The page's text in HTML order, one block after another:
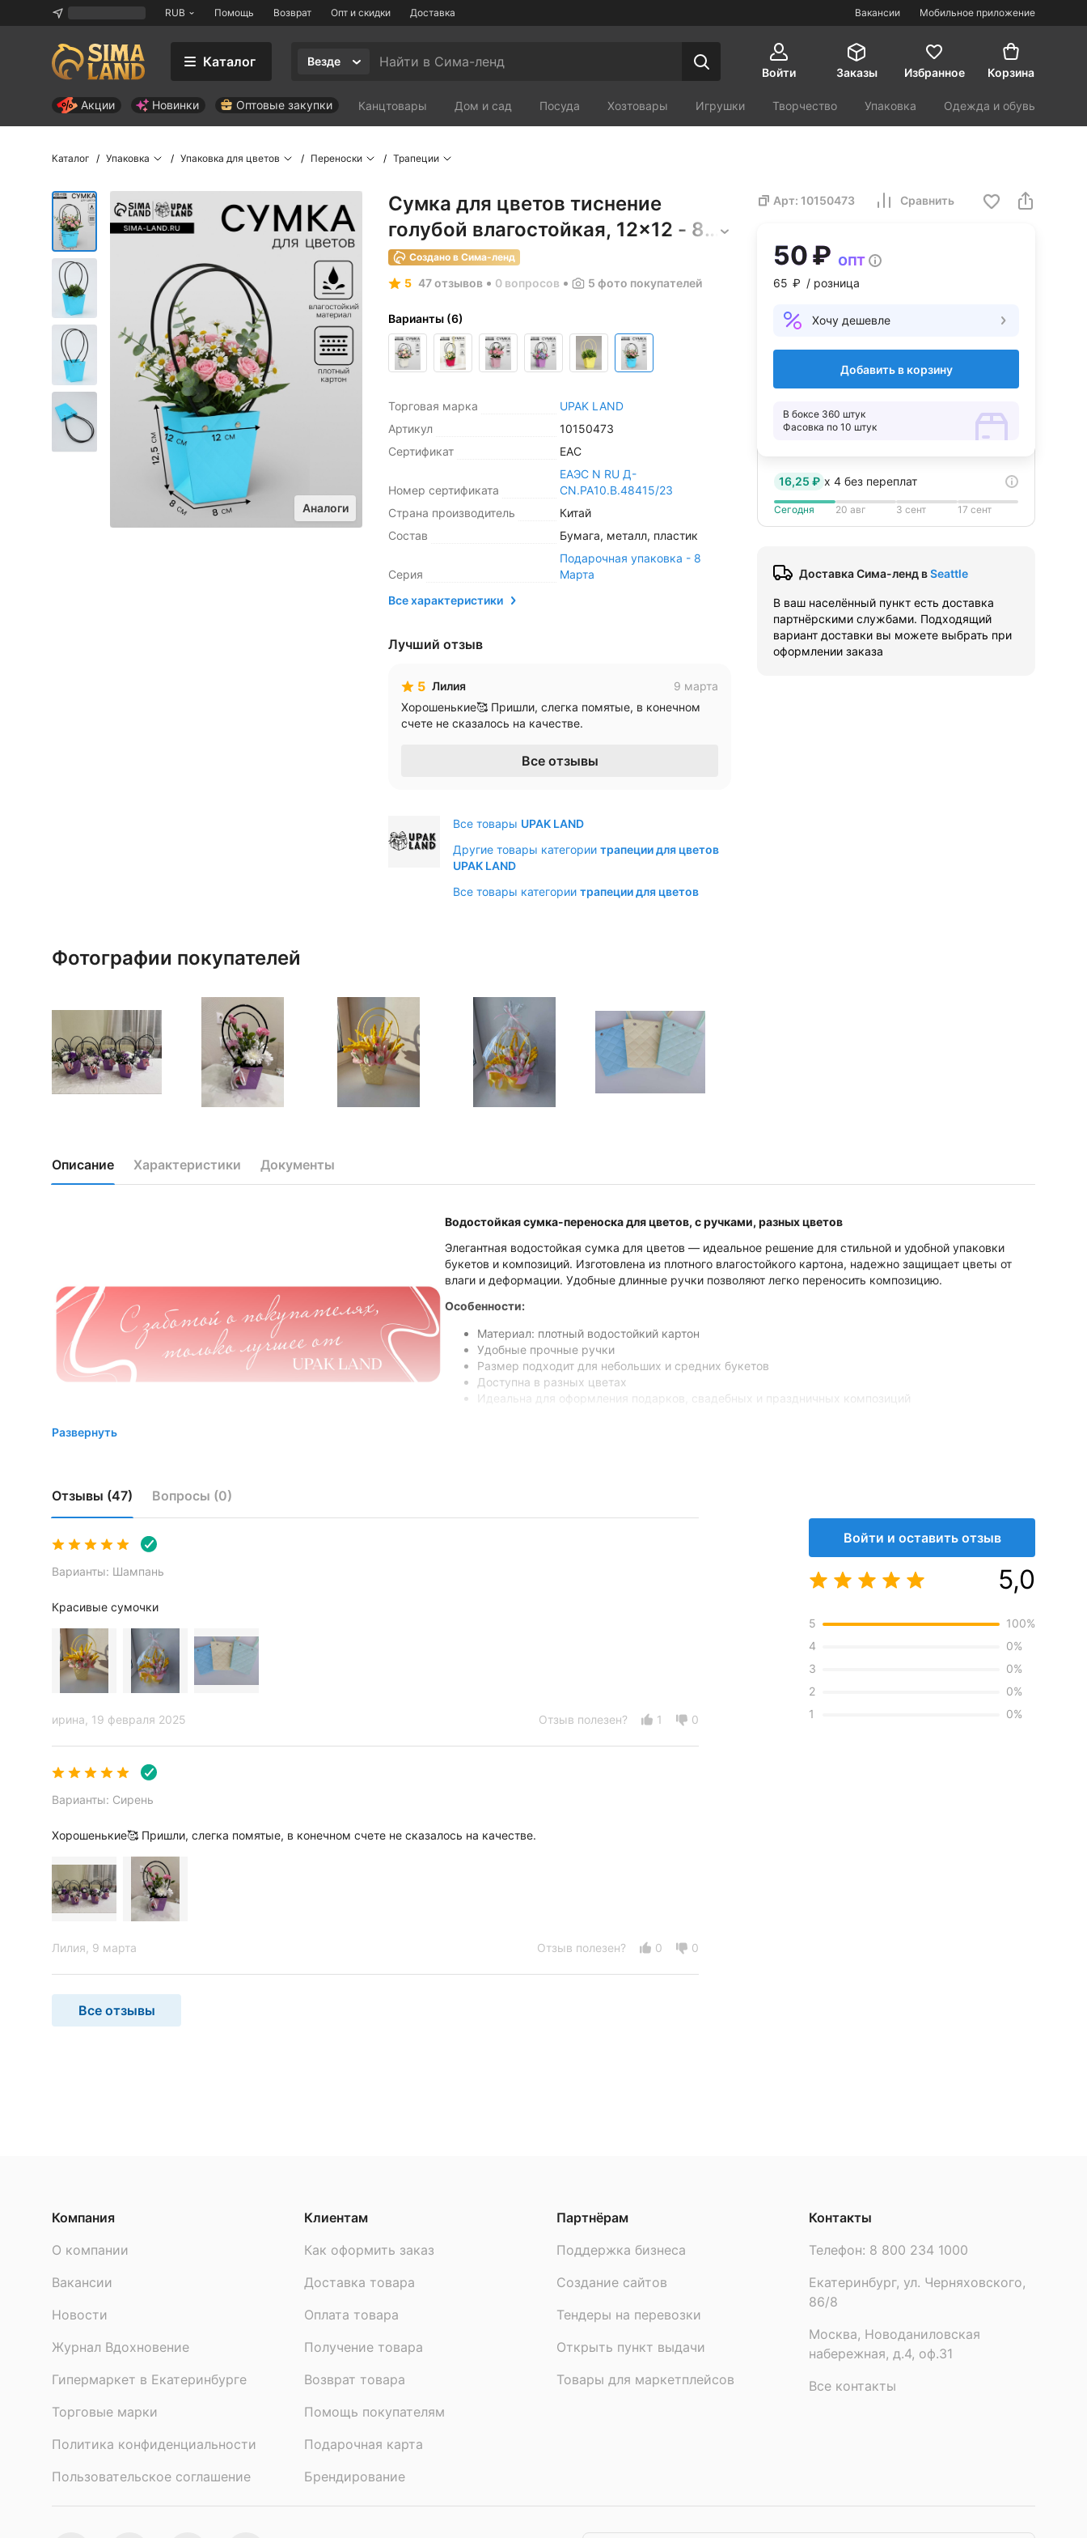
RUB Помощь Возврат Опт и скидки Доставка Мобильное приложение
Вакансии
Каталог
Везде
Войти
Заказы Избранное Корзина
Акции Новинки Оптовые закупки Канцтовары Дом и сад Посуда Хозтовары Игрушки Творчество Упаковка Одежда и обувь
Каталог Упаковка Упаковка для цветов Переноски Трапеции
Аналоги
Сумка для цветов тиснение
голубой влагостойкая, 12×12 - 8×8
- 12.5 см
Создано в Сима-ленд
5 47 отзывов 0 вопросов 5 фото покупателей
Варианты (6)
Торговая марка
UPAK LAND
Артикул
10150473
Сертификат
ЕАС
Номер сертификата
ЕАЭС N RU Д-
CN.РА10.В.48415/23
Страна производитель
Китай
Состав
Бумага, металл, пластик
Серия
Подарочная упаковка - 8
Марта
Все характеристики
Лучший отзыв
5 Лилия
9 марта
Хорошенькие🥰 Пришли, слегка помятые, в конечном
счете не сказалось на качестве.
Все отзывы
Все товары UPAK LAND
Другие товары категории трапеции для цветов
UPAK LAND
Все товары категории трапеции для цветов
Арт: 10150473 Сравнить
50 ₽ опт
65 ₽ / розница
Хочу дешевле
Добавить в корзину
В боксе 360 штук
Фасовка по 10 штук
16,25 ₽ x 4 без переплат
Сегодня 20 авг 3 сент 17 сент
Доставка Сима-ленд вSeattle
В ваш населённый пункт есть доставка
партнёрскими службами. Подходящий
вариант доставки вы можете выбрать при
оформлении заказа
Фотографии покупателей
Описание Характеристики Документы
Водостойкая сумка-переноска для цветов, с ручками, разных цветов
Элегантная водостойкая сумка для цветов — идеальное решение для стильной и удобной упаковки
букетов и композиций. Изготовлена из плотного влагостойкого картона, надежно защищает цветы от
влаги и деформации. Удобные длинные ручки позволяют легко переносить композицию.
Особенности:
Материал: плотный водостойкий картон
Удобные прочные ручки
Размер подходит для небольших и средних букетов
Доступна в разных цветах
Идеальна для оформления подарков, свадебных и праздничных композиций
Развернуть
Отзывы (47) Вопросы (0)
Варианты: Шампань
Красивые сумочки
ирина , 19 февраля 2025 Отзыв полезен? 1 0
Варианты: Сирень
Хорошенькие🥰 Пришли, слегка помятые, в конечном счете не сказалось на качестве.
Лилия , 9 марта Отзыв полезен? 0 0
Все отзывы
Войти и оставить отзыв
5,0
5
4
3
2
1
100%
0%
0%
0%
0%
Компания
О компании
Вакансии
Новости
Журнал Вдохновение
Гипермаркет в Екатеринбурге
Торговые марки
Политика конфиденциальности
Пользовательское соглашение
Клиентам
Как оформить заказ
Доставка товара
Оплата товара
Получение товара
Возврат товара
Помощь покупателям
Подарочная карта
Брендирование
Партнёрам
Поддержка бизнеса
Создание сайтов
Тендеры на перевозки
Открыть пункт выдачи
Товары для маркетплейсов
Контакты
Телефон: 8 800 234 1000
Екатеринбург, ул. Черняховского,
86/8
Москва, Новоданиловская
набережная, д.4, оф.31
Все контакты